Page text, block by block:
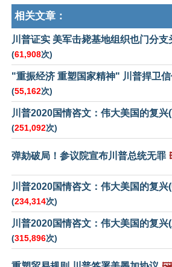
相关文章：
川普证实 美军击毙基地组织也门分支
(61,908次)
"重振经济 重塑国家精神" 川普捍卫
(55,162次)
川普2020国情咨文：伟大美国的复兴
(251,092次)
弹劾破局！参议院宣布川普总统无罪
川普2020国情咨文：伟大美国的复兴
(234,314次)
川普2020国情咨文：伟大美国的复兴
(315,896次)